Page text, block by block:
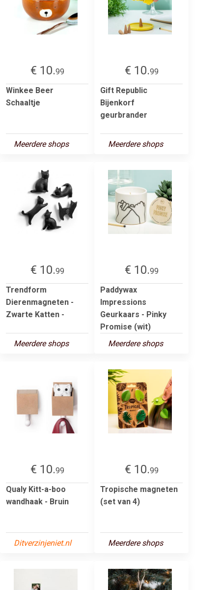
€ 10.99
Winkee Beer
Schaaltje
Meerdere shops
€ 10.99
Gift Republic
Bijenkorf
geurbrander
Meerdere shops
€ 10.99
Trendform
Dierenmagneten -
Zwarte Katten -
Meerdere shops
€ 10.99
Paddywax
Impressions
Geurkaars - Pinky
Promise (wit)
Meerdere shops
€ 10.99
Qualy Kitt-a-boo
wandhaak - Bruin
Ditverzinjeniet.nl
€ 10.99
Tropische magneten
(set van 4)
Meerdere shops